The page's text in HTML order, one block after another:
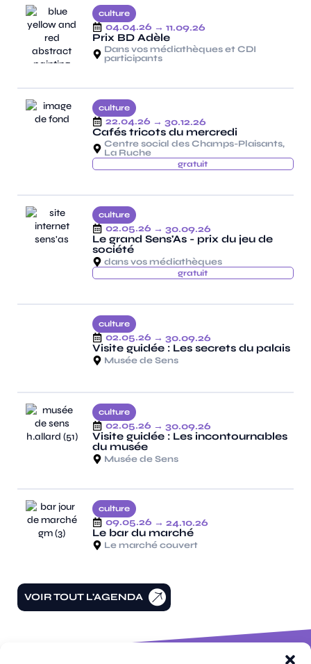
culture
04.04.26 → 11.09.26
Prix BD Adèle
Dans vos médiathèques et CDI
participants
culture
22.04.26 → 30.12.26
Cafés tricots du mercredi
Centre social des Champs-Plaisants,
La Ruche
gratuit
culture
02.05.26 → 30.09.26
Le grand Sens'As - prix du jeu de
société
dans vos médiathèques
gratuit
culture
02.05.26 → 30.09.26
Visite guidée : Les secrets du palais
Musée de Sens
culture
02.05.26 → 30.09.26
Visite guidée : Les incontournables
du musée
Musée de Sens
culture
09.05.26 → 24.10.26
Le bar du marché
Le marché couvert
VOIR TOUT L'AGENDA